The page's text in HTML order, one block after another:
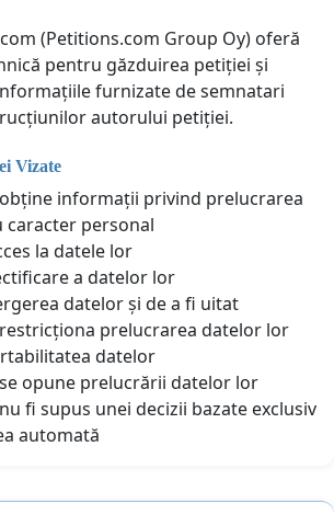
(Petitions.com Group Oy) oferă
pentru găzduirea petiției și
furnizate de semnatari
autorului petiției.
Vizate
informații privind prelucrarea
caracter personal
la datele lor
a datelor lor
datelor și de a fi uitat
prelucrarea datelor lor
datelor
opune prelucrării datelor lor
fi supus unei decizii bazate exclusiv
automată